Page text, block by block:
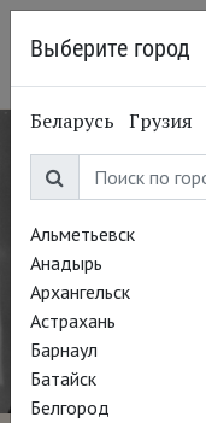
Выберите город
Беларусь Грузия
Альметьевск
Анадырь
Архангельск
Астрахань
Барнаул
Батайск
Белгород